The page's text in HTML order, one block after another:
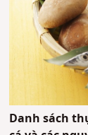
Danh sách